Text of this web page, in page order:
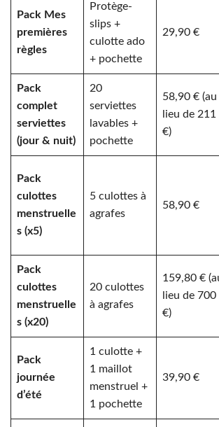
Pack Mes
premières
règles
Protège-
slips +
culotte ado
+ pochette
29,90 €
Pack
complet
serviettes
(jour & nuit)
20
serviettes
lavables +
pochette
58,90 € (au
lieu de 211
€)
Pack
culottes
menstruelle
s (x5)
5 culottes à
agrafes
58,90 €
Pack
culottes
menstruelle
s (x20)
20 culottes
à agrafes
159,80 €
lieu de 700
€)
Pack
journée
d’été
1 culotte +
1 maillot
menstruel +
1 pochette
39,90 €